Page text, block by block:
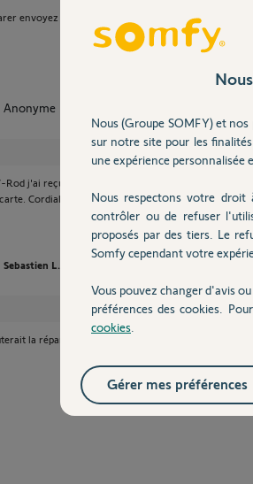
envoyez un mail ici:
https://forum.somfy.fr/users/
Anonyme
j'ai reçu un mail de Répar'Tech.54 pour la prise en
Cordialement.
Sebastien L.
la réparation de mon boitier rts dhift 5053930 c
Nous (Groupe SOMFY) et
sur notre site pour les
une expérience personnalisée
Nous respectons votre droit
contrôler ou de refuser
proposés par des tiers. Le
Somfy cependant votre
Vous pouvez changer d'avis
préférences des cookies.
cookies
Gérer mes préférences